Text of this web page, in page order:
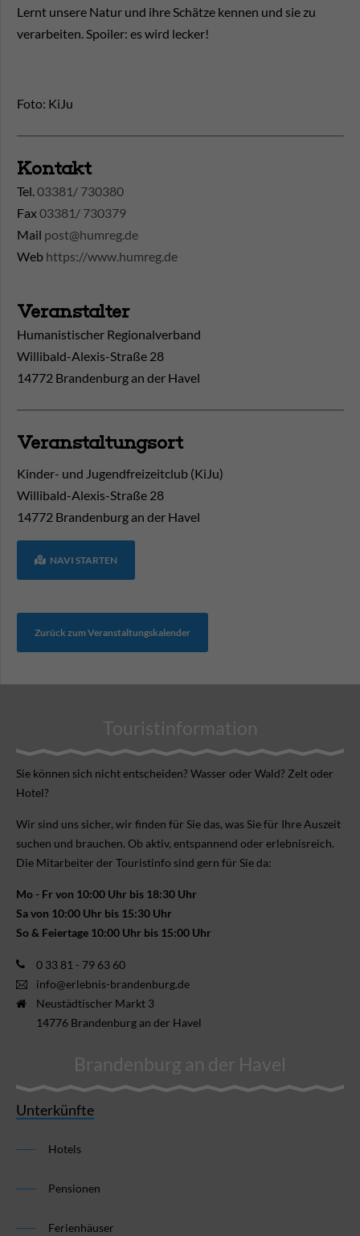
Lernt unsere Natur und ihre Schätze kennen und sie zu
verarbeiten. Spoiler: es wird lecker!
Foto: KiJu
Kontakt
Tel.03381/ 730380
Fax03381/ 730379
Mail post@humreg.de
Web https://www.humreg.de
Veranstalter
Humanistischer Regionalverband
Willibald-Alexis-Straße 28
14772 Brandenburg an der Havel
Veranstaltungsort
Kinder- und Jugendfreizeitclub (KiJu)
Willibald-Alexis-Straße 28
14772 Brandenburg an der Havel
NAVI STARTEN
Zurück zum Veranstaltungskalender
Touristinformation
Sie können sich nicht ent­scheiden? Wasser oder Wald? Zelt oder
Hotel?
Wir sind uns sicher, wir finden für Sie das, was Sie für Ihre Aus­zeit
suchen und brauchen. Ob aktiv, ent­spannend oder erlebnis­reich.
Die Mitarbeiter der Touristinfo sind gern für Sie da:
Mo - Fr von 10:00 Uhr bis 18:30 Uhr
Sa von 10:00 Uhr bis 15:30 Uhr
So & Feiertage 10:00 Uhr bis 15:00 Uhr
0 33 81 - 79 63 60
info@erlebnis-brandenburg.de
Neustädtischer Markt 3
14776 Brandenburg an der Havel
Brandenburg an der Havel
Unterkünfte
Hotels
Pensionen
Ferienhäuser